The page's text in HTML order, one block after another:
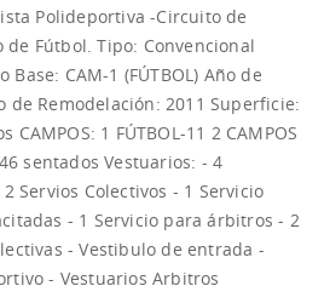
Polideportiva -Circuito de
de Fútbol. Tipo: Convencional
Base: CAM-1 (FÚTBOL) Año de
de Remodelación: 2011 Superficie:
1 FÚTBOL-11 2 CAMPOS
sentados Vestuarios: - 4
Servios Colectivos - 1 Servicio
- 1 Servicio para árbitros - 2
- Vestibulo de entrada -
- Vestuarios Arbitros